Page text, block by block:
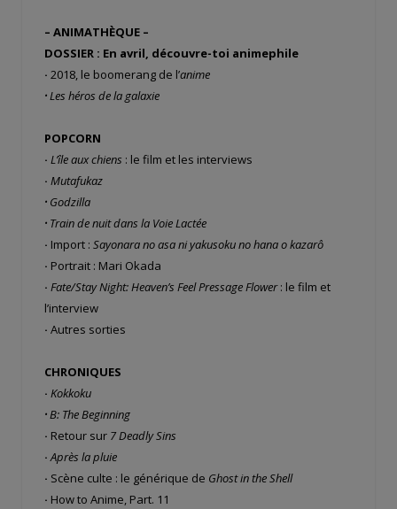
– ANIMATHÈQUE –
DOSSIER : En avril, découvre-toi animephile
· 2018, le boomerang de l’anime
·Les héros de la galaxie
POPCORN
· L’île aux chiens : le film et les interviews
· Mutafukaz
· Godzilla
· Train de nuit dans la Voie Lactée
· Import : Sayonara no asa ni yakusoku no hana o kazarô
· Portrait : Mari Okada
· Fate/Stay Night: Heaven’s Feel Pressage Flower: le film et
l’interview
· Autres sorties
CHRONIQUES
· Kokkoku
·B: The Beginning
· Retour sur 7 Deadly Sins
·Après la pluie
· Scène culte : le générique de Ghost in the Shell
· How to Anime, Part. 11